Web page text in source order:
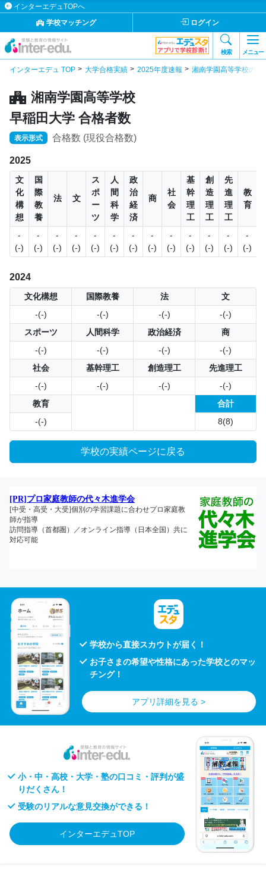
インターエデュTOPへ
学校マッチング
ログイン
検索 メニュー
インターエデュ TOP 大学合格実績 2025年度速報 湘南学園高等学校の合
湘南学園高等学校
早稲田大学 合格者数
表示形式 合格数 (現役合格数)
2025
文
化
構
想
国
際
教
養
法 文
ス
ポ
ー
ツ
人
間
科
学
政
治
経
済
商
社
会
基
幹
理
工
創
造
理
工
先
進
理
工
教
育
-
(-)
-
(-)
-
(-)
-
(-)
-
(-)
-
(-)
-
(-)
-
(-)
-
(-)
-
(-)
-
(-)
-
(-)
-
(-)
2024
文化構想 国際教養 法
文
-(-)
-(-) -(-)
-(-)
スポーツ
人間科学 政治経済
商
-(-)
-(-) -(-)
-(-)
社会
基幹理工 創造理工
先進理工
-(-)
-(-) -(-)
-(-)
教育
合計
-(-)
8(8)
学校の実績ページに戻る
学校から直接スカウトが届く！
お子さまの希望や性格にあった学校とのマッ
チング！
アプリ詳細を見る >
小・中・高校・大学・塾の口コミ・評判が盛
りだくさん！
受験のリアルな意見交換ができる！
インターエデュTOP